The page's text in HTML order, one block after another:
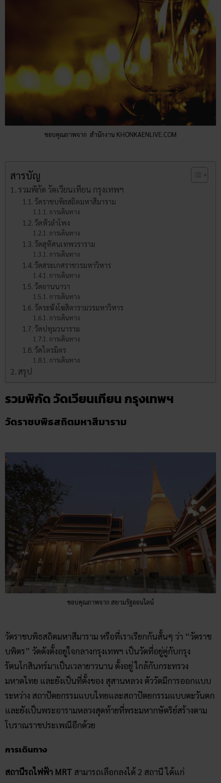
ขอบคุณภาพจาก สำนักงาน KHONKAENLIVE.COM
สารบัญ
รวมพิกัด วัดเวียนเทียน กรุงเทพฯ
วัดราชบพิธสถิตมหาสีมาราม
การเดินทาง
วัดหัวลำโพง
การเดินทาง
วัดสุทัศนเทพวราราม
การเดินทาง
วัดสระเกศราชวรมหาวิหาร
การเดินทาง
วัดยานนาวา
การเดินทาง
วัดระฆังโฆสิตารามวรมหาวิหาร
การเดินทาง
วัดปทุมวนาราม
การเดินทาง
วัดไตรมิตร
การเดินทาง
สรุป
รวมพิกัด วัดเวียนเทียน กรุงเทพฯ
วัดราชบพิธสถิตมหาสีมาราม
ขอบคุณภาพจาก สยามรัฐออนไลน์
วัดราชบพิธสถิตมหาสีมาราม หรือที่เราเรียกกันสั้นๆ ว่า “วัดราช
บพิตร” วัดดังตั้งอยู่ใจกลางกรุงเทพฯ เป็นวัดที่อยู่คู่กับกรุง
รัตนโกสินทร์มาเป็นเวลายาวนาน ตั้งอยู่ ใกล้กับกระทรวง
มหาดไทย และยังเป็นที่ตั้งของ สุสานหลวง ตัววัดมีการออกแบบ
ระหว่าง สถาปัตยกรรมแบบไทยและสถาปัตยกรรมแบบตะวันตก
และยังเป็นพระอารามหลวงสุดท้ายที่พระมหากษัตริย์สร้างตาม
โบราณราชประเพณีอีกด้วย
การเดินทาง
สถานีรถไฟฟ้า MRT สามารถเลือกลงได้ 2 สถานี ได้แก่